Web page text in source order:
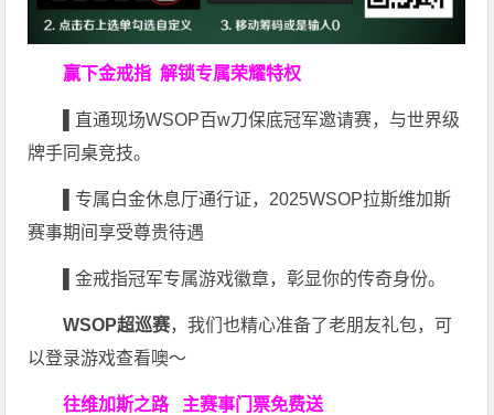
赢下金戒指解锁专属荣耀特权
直通现场WSOP百w刀保底冠军邀请赛，与世界级
牌手同桌竞技。
专属白金休息厅通行证，2025WSOP拉斯维加斯
赛事期间享受尊贵待遇
▌金戒指冠军专属游戏徽章，彰显你的传奇身份。
WSOP超巡赛，我们也精心准备了老朋友礼包，可
以登录游戏查看噢～
往维加斯之路 主赛事门票免费送